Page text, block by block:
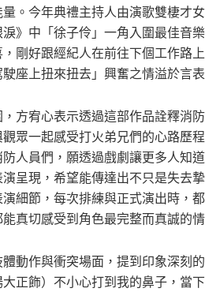
。今年典禮主持人由演歌雙棲才
》中「徐子伶」一角入圍最佳音
剛好跟經紀人在前往下個工作路
座上扭來扭去」興奮之情溢於言表
方宥心表示透過這部作品詮釋消
眾一起感受打火弟兄們的心路歷
人員們，願透過戲劇讓更多人知
呈現，希望能傳達出不只是失去
細節，每次排練與正式演出時，
真切感受到角色最完整而真誠的
動作與衝突場面，提到印象深刻
正飾）不小心打到我的鼻子，當